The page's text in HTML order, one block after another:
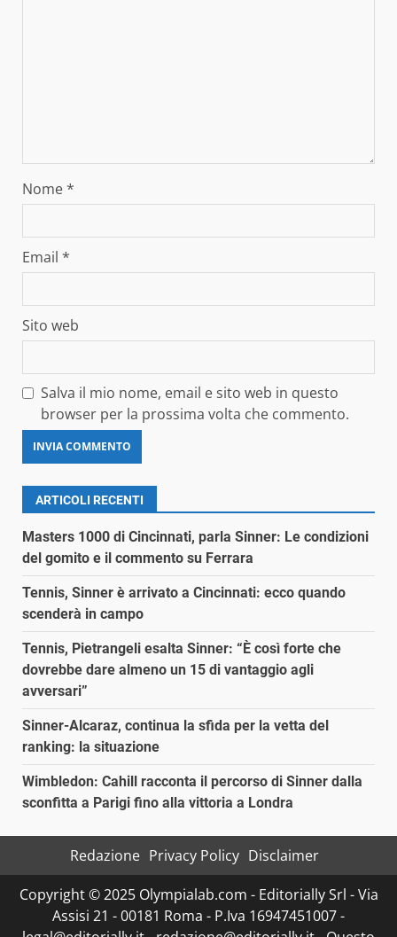
Nome*
Email *
Sito web
Salva il mio nome, email e sito web in questo
browser per la prossima volta che commento.
ARTICOLI RECENTI
Masters 1000 di Cincinnati, parla Sinner: Le condizioni
del gomito e il commento su Ferrara
Tennis, Sinner è arrivato a Cincinnati: ecco quando
scenderà in campo
Tennis, Pietrangeli esalta Sinner: “È così forte che
dovrebbe dare almeno un 15 di vantaggio agli
avversari”
Sinner-Alcaraz, continua la sfida per la vetta del
ranking: la situazione
Wimbledon: Cahill racconta il percorso di Sinner dalla
sconfitta a Parigi fino alla vittoria a Londra
Redazione Privacy Policy Disclaimer
Copyright © 2025 Olympialab.com - Editorially Srl - Via
Assisi 21 - 00181 Roma - P.Iva 16947451007 -